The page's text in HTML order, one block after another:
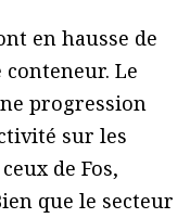
en hausse de
Le
progression
sur les
de Fos,
que le secteur